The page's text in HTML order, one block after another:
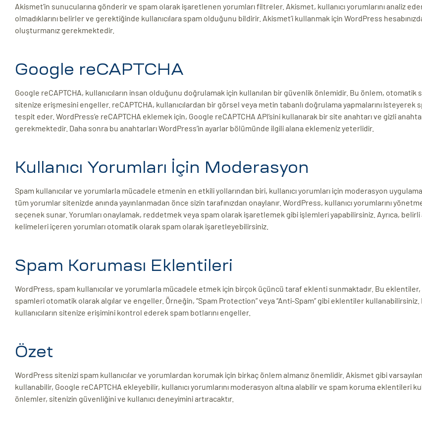
Akismet’in sunucularına gönderir ve spam olarak işaretlenen yorumları filtreler. Akismet, kullanıcı yorumlarını analiz
olmadıklarını belirler ve gerektiğinde kullanıcılara spam olduğunu bildirir. Akismet’i kullanmak için WordPress
oluşturmanız gerekmektedir.
Google reCAPTCHA
Google reCAPTCHA, kullanıcıların insan olduğunu doğrulamak için kullanılan bir güvenlik önlemidir. Bu önlem, otomatik
sitenize erişmesini engeller. reCAPTCHA, kullanıcılardan bir görsel veya metin tabanlı doğrulama yapmalarını isteyerek
tespit eder. WordPress’e reCAPTCHA eklemek için, Google reCAPTCHA API’sini kullanarak bir site anahtarı ve gizli
gerekmektedir. Daha sonra bu anahtarları WordPress’in ayarlar bölümünde ilgili alana eklemeniz yeterlidir.
Kullanıcı Yorumları İçin Moderasyon
Spam kullanıcılar ve yorumlarla mücadele etmenin en etkili yollarından biri, kullanıcı yorumları için moderasyon
tüm yorumlar sitenizde anında yayınlanmadan önce sizin tarafınızdan onaylanır. WordPress, kullanıcı yorumlarını
seçenek sunar. Yorumları onaylamak, reddetmek veya spam olarak işaretlemek gibi işlemleri yapabilirsiniz. Ayrıca,
kelimeleri içeren yorumları otomatik olarak spam olarak işaretleyebilirsiniz.
Spam Koruması Eklentileri
WordPress, spam kullanıcılar ve yorumlarla mücadele etmek için birçok üçüncü taraf eklenti sunmaktadır. Bu
spamleri otomatik olarak algılar ve engeller. Örneğin, “Spam Protection” veya “Anti-Spam” gibi eklentiler
kullanıcıların sitenize erişimini kontrol ederek spam botlarını engeller.
Özet
WordPress sitenizi spam kullanıcılar ve yorumlardan korumak için birkaç önlem almanız önemlidir. Akismet gibi
kullanabilir, Google reCAPTCHA ekleyebilir, kullanıcı yorumlarını moderasyon altına alabilir ve spam koruma eklentileri
önlemler, sitenizin güvenliğini ve kullanıcı deneyimini artıracaktır.